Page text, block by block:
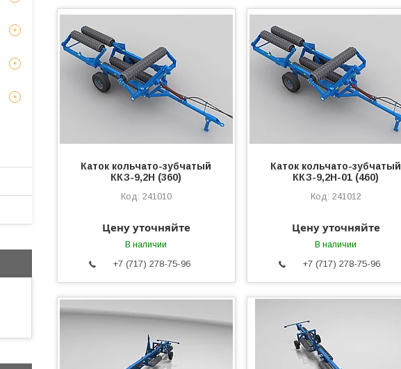
Каток кольчато-зубчатый
ККЗ-9,2Н (360)
241010
Цену уточняйте
В наличии
+7 (717) 278-75-96
Каток кольчато-зубчатый
ККЗ-9,2Н-01 (460)
241012
Цену уточняйте
В наличии
+7 (717) 278-75-96